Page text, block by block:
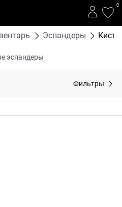
0
Эспандеры
эспандеры
Фильтры